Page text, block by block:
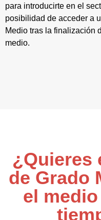
para introducirte en el
posibilidad de acceder a
Medio tras la finalización
medio.
¿Quieres
de Grado
el